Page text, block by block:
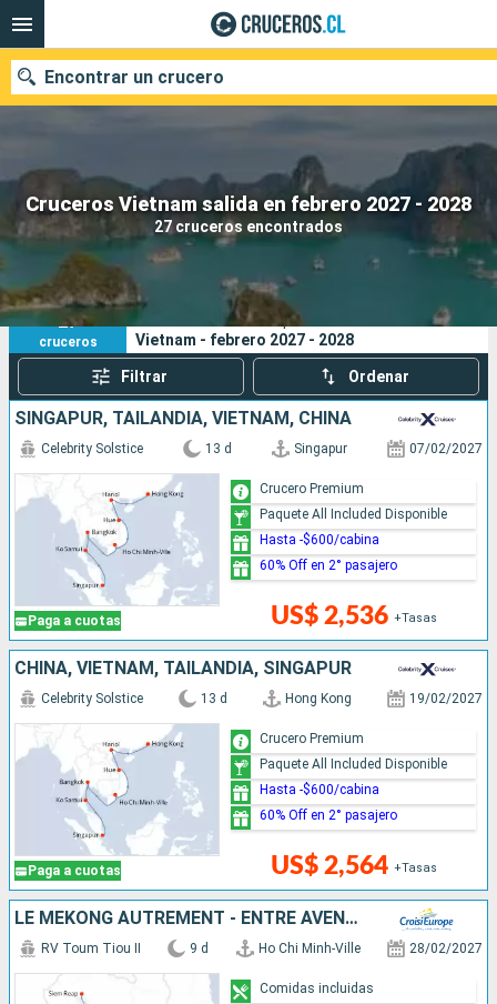
Cruceros Vietnam salida en febrero 2027 - 2028
27 cruceros encontrados
Encontrar un crucero
Nuestros destinos
Fecha de salida
Puertos
Buscar
27
cruceros
Sus criterios de búsqueda:
Vietnam - febrero 2027 - 2028
Filtrar Ordenar
SINGAPUR, TAILANDIA, VIETNAM, CHINA
Paga a cuotas
Celebrity Solstice 13 d Singapur 07/02/2027
US$ 2,536 +Tasas
Crucero Premium
Paquete All Included Disponible
Hasta -$600/cabina
60% Off en 2° pasajero
CHINA, VIETNAM, TAILANDIA, SINGAPUR
Paga a cuotas
Celebrity Solstice 13 d Hong Kong 19/02/2027
US$ 2,564 +Tasas
Crucero Premium
Paquete All Included Disponible
Hasta -$600/cabina
60% Off en 2° pasajero
LE MÉKONG AUTREMENT - ENTRE AVENTURE ET SITES INCONTOURNABLES
RV Toum Tiou II 9 d Ho Chi Minh-Ville 28/02/2027
Comidas incluidas